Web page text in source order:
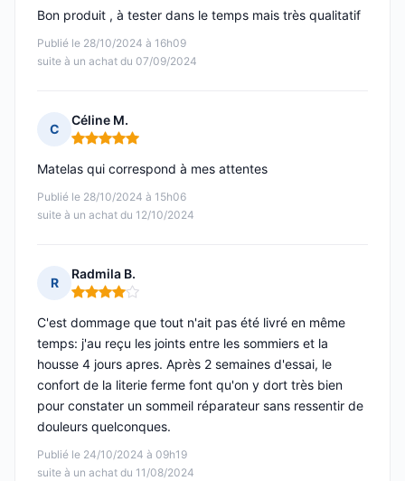
Publié le 28/10/2024 à 16h09
suite à un achat du 07/09/2024
Bon produit , à tester dans le temps mais très qualitatif
C
Céline M.
Note : 5 sur 5
Publié le 28/10/2024 à 15h06
suite à un achat du 12/10/2024
Matelas qui correspond à mes attentes
R
Radmila B.
Note : 4 sur 5
Publié le 24/10/2024 à 09h19
suite à un achat du 11/08/2024
C'est dommage que tout n'ait pas été livré en même
temps: j'au reçu les joints entre les sommiers et la
housse 4 jours apres. Après 2 semaines d'essai, le
confort de la literie ferme font qu'on y dort très bien
pour constater un sommeil réparateur sans ressentir de
douleurs quelconques.